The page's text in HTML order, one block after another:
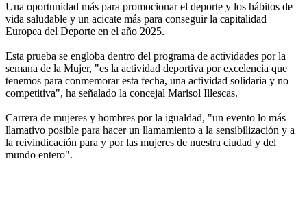
Una oportunidad más para promocionar el deporte y los hábitos de
vida saludable y un acicate más para conseguir la capitalidad
Europea del Deporte en el año 2025.
Esta prueba se engloba dentro del programa de actividades por la
semana de la Mujer, "es la actividad deportiva por excelencia que
tenemos para conmemorar esta fecha, una actividad solidaria y no
competitiva", ha señalado la concejal Marisol Illescas.
Carrera de mujeres y hombres por la igualdad, "un evento lo más
llamativo posible para hacer un llamamiento a la sensibilización y a
la reivindicación para y por las mujeres de nuestra ciudad y del
mundo entero".